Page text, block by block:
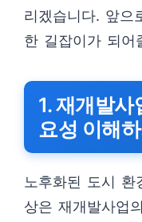
리겠습니다. 앞으
한 길잡이가 되어
1. 재개발사
요성 이해
노후화된 도시
상은 재개발사업